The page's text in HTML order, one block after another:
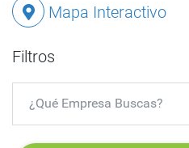
Mapa Interactivo
Filtros